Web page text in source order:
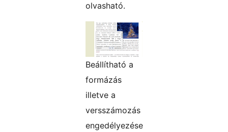
olvasható.
Beállítható a
formázás
illetve a
versszámozás
engedélyezése